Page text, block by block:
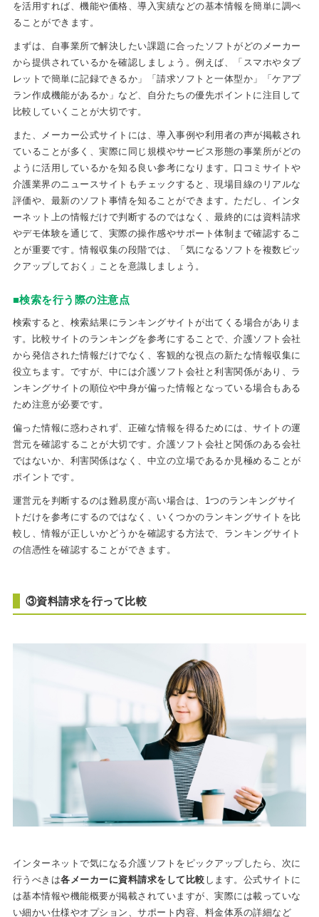
を活用すれば、機能や価格、導入実績などの基本情報を簡単に調べ
ることができます。
まずは、自事業所で解決したい課題に合ったソフトがどのメーカー
から提供されているかを確認しましょう。例えば、「スマホやタブ
レットで簡単に記録できるか」「請求ソフトと一体型か」「ケアプ
ラン作成機能があるか」など、自分たちの優先ポイントに注目して
比較していくことが大切です。
また、メーカー公式サイトには、導入事例や利用者の声が掲載され
ていることが多く、実際に同じ規模やサービス形態の事業所がどの
ように活用しているかを知る良い参考になります。口コミサイトや
介護業界のニュースサイトもチェックすると、現場目線のリアルな
評価や、最新のソフト事情を知ることができます。ただし、インタ
ーネット上の情報だけで判断するのではなく、最終的には資料請求
やデモ体験を通じて、実際の操作感やサポート体制まで確認するこ
とが重要です。情報収集の段階では、「気になるソフトを複数ピッ
クアップしておく」ことを意識しましょう。
■検索を行う際の注意点
検索すると、検索結果にランキングサイトが出てくる場合がありま
す。比較サイトのランキングを参考にすることで、介護ソフト会社
から発信された情報だけでなく、客観的な視点の新たな情報収集に
役立ちます。ですが、中には介護ソフト会社と利害関係があり、ラ
ンキングサイトの順位や中身が偏った情報となっている場合もある
ため注意が必要です。
偏った情報に惑わされず、正確な情報を得るためには、サイトの運
営元を確認することが大切です。介護ソフト会社と関係のある会社
ではないか、利害関係はなく、中立の立場であるか見極めることが
ポイントです。
運営元を判断するのは難易度が高い場合は、1つのランキングサイ
トだけを参考にするのではなく、いくつかのランキングサイトを比
較し、情報が正しいかどうかを確認する方法で、ランキングサイト
の信憑性を確認することができます。
③資料請求を行って比較
インターネットで気になる介護ソフトをピックアップしたら、次に
行うべきは各メーカーに資料請求をして比較 します。公式サイトに
は基本情報や機能概要が掲載されていますが、実際には載っていな
い細かい仕様やオプション、サポート内容、料金体系の詳細など